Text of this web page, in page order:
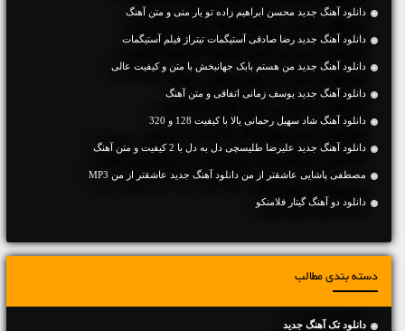
دانلود آهنگ جديد محسن ابراهیم زاده تو یار منی و متن آهنگ
دانلود آهنگ جدید رضا صادقی آستیگمات تیتراژ فیلم آستیگمات
دانلود آهنگ جديد من هستم بابک جهانبخش با متن و کیفیت عالی
دانلود آهنگ جديد یوسف زمانی اتفاقی و متن آهنگ
دانلود آهنگ شاد سهیل رحمانی یالا با کیفیت 128 و 320
دانلود آهنگ جديد علیرضا طلیسچی دل به دل با 2 کیفیت و متن آهنگ
مصطفی پاشایی عاشقتر از من دانلود آهنگ جدید عاشقتر از من MP3
دانلود دو آهنگ گیتار فلامنکو
دسته بندی مطالب
دانلود تک آهنگ جدید